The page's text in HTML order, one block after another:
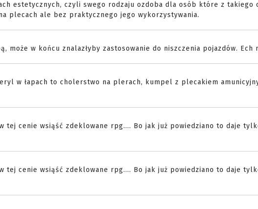
estetycznych, czyli swego rodzaju ozdoba dla osób które z takiego
plecach ale bez praktycznego jego wykorzystywania.
w końcu znalazłyby zastosowanie do niszczenia pojazdów. Ech
w łapach to cholerstwo na plerach, kumpel z plecakiem
tej cenie wsiąść zdeklowane rpg.... Bo jak już powiedziano to daje
tej cenie wsiąść zdeklowane rpg.... Bo jak już powiedziano to daje